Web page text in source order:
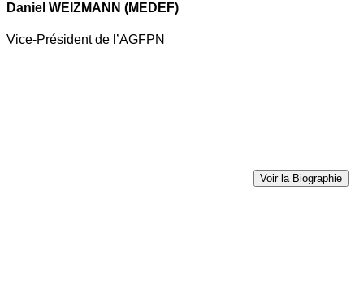
Daniel WEIZMANN (MEDEF)
Vice-Président de l’AGFPN
Voir la Biographie